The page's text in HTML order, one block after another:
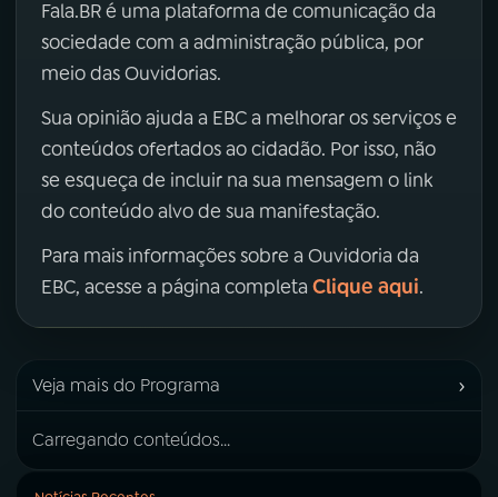
Fala.BR é uma plataforma de comunicação da
sociedade com a administração pública, por
meio das Ouvidorias.
Sua opinião ajuda a EBC a melhorar os serviços e
conteúdos ofertados ao cidadão. Por isso, não
se esqueça de incluir na sua mensagem o link
do conteúdo alvo de sua manifestação.
Para mais informações sobre a Ouvidoria da
EBC, acesse a página completa Clique aqui.
Veja mais do Programa ›
Carregando conteúdos...